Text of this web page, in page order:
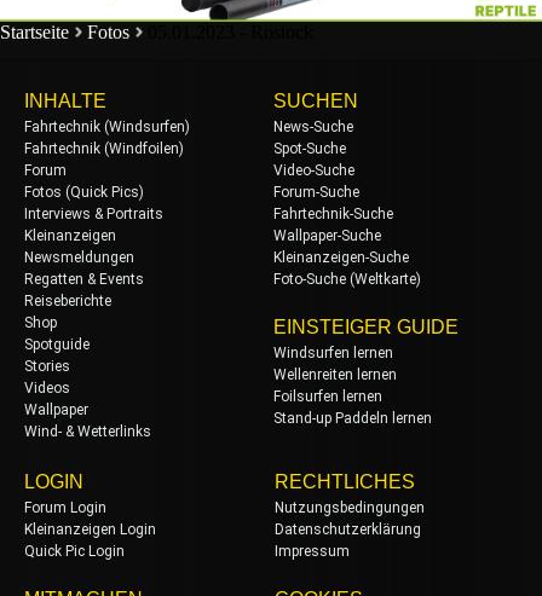
Startseite Fotos
INHALTE
Fahrtechnik (Windsurfen)
Fahrtechnik (Windfoilen)
Forum
Fotos (Quick Pics)
Interviews & Portraits
Kleinanzeigen
Newsmeldungen
Regatten & Events
Reiseberichte
Shop
Spotguide
Stories
Videos
Wallpaper
Wind- & Wetterlinks
SUCHEN
News-Suche
Spot-Suche
Video-Suche
Forum-Suche
Fahrtechnik-Suche
Wallpaper-Suche
Kleinanzeigen-Suche
Foto-Suche (Weltkarte)
EINSTEIGER GUIDE
Windsurfen lernen
Wellenreiten lernen
Foilsurfen lernen
Stand-up Paddeln lernen
LOGIN
Forum Login
Kleinanzeigen Login
Quick Pic Login
RECHTLICHES
Nutzungsbedingungen
Datenschutzerklärung
Impressum